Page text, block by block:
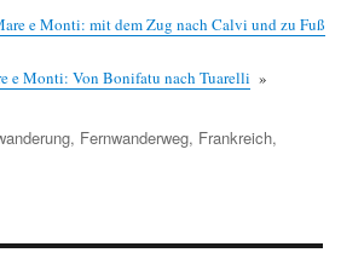
e Monti: mit dem Zug nach Calvi und zu Fuß
e Monti: Von Bonifatu nach Tuarelli »
, Fernwanderweg, Frankreich,